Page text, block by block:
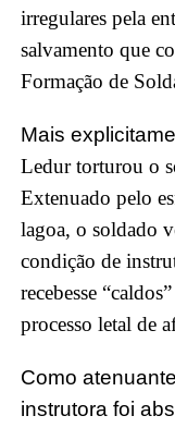
irregulares pela
salvamento que
Formação de
Mais
Ledur torturou o
Extenuado pelo
lagoa, o soldado
condição de
recebesse
processo letal de
Como
instrutora foi